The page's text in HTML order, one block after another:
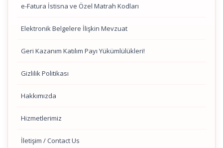
e-Fatura İstisna ve Özel Matrah Kodları
Elektronik Belgelere İlişkin Mevzuat
Geri Kazanım Katılım Payı Yükümlülükleri!
Gizlilik Politikası
Hakkımızda
Hizmetlerimiz
İletişim / Contact Us